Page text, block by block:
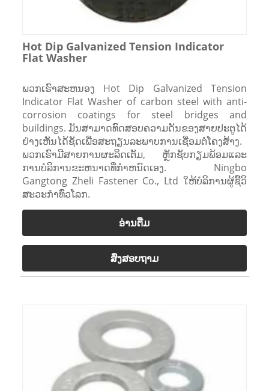
Hot Dip Galvanized Tension Indicator
Flat Washer
ພວກເຮົາສະຫນອງ Hot Dip Galvanized Tension
Indicator Flat Washer of carbon steel with anti-
corrosion coatings for steel bridges and
buildings. ມັນສາມາດທົດສອບຄວາມດັນຂອງສາຍປະຕູໄດ້
ຢ່າງເຫັນໄດ້ຊັດເພື່ອສະຖຽນລະພາບການເຊື່ອມຕໍ່ໂຄງສ້າງ.
ພວກເຮົາມີສາຍການຜະລິດເຕັມ, ຫຼັກຊັບກຽມພ້ອມແລະ
ການບໍລິການຂະຫນາດທີ່ກໍາຫນົດເອງ. Ningbo
Gangtong Zheli Fastener Co., Ltd ໃຫ້ບໍລິການຜູ້ຊື້ວິ
ສະວະກໍາທົ່ວໂລກ.
ອ່ານ​ຕື່ມ
ສົ່ງສອບຖາມ